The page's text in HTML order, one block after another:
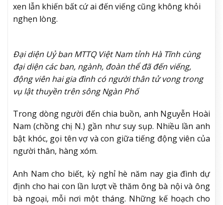
xen lẫn khiến bất cứ ai đến viếng cũng không khỏi
nghẹn lòng.
Đại diện Uỷ ban MTTQ Việt Nam tỉnh Hà Tĩnh cùng
đại diện các ban, ngành, đoàn thể đã đến viếng,
động viên hai gia đình có người thân tử vong trong
vụ lật thuyền trên sông Ngàn Phố
Trong dòng người đến chia buồn, anh Nguyễn Hoài
Nam (chồng chị N.) gần như suy sụp. Nhiều lần anh
bật khóc, gọi tên vợ và con giữa tiếng động viên của
người thân, hàng xóm.
Anh Nam cho biết, kỳ nghỉ hè năm nay gia đình dự
định cho hai con lần lượt về thăm ông bà nội và ông
bà ngoại, mỗi nơi một tháng. Những kế hoạch cho